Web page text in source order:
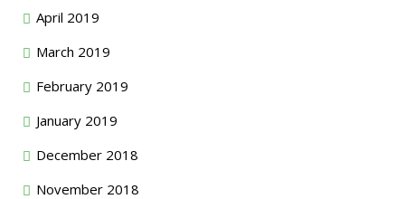
April 2019
March 2019
February 2019
January 2019
December 2018
November 2018